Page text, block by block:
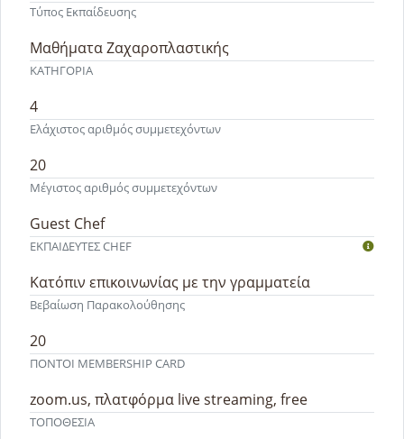
Τύπος Εκπαίδευσης
ΚΑΤΗΓΟΡΙΑ
Μαθήματα Ζαχαροπλαστικής
Ελάχιστος αριθμός συμμετεχόντων
4
Μέγιστος αριθμός συμμετεχόντων
20
ΕΚΠΑΙΔΕΥΤEΣ CHEF
Guest Chef
Βεβαίωση Παρακολούθησης
Κατόπιν επικοινωνίας με την γραμματεία
ΠΟΝΤΟΙ MEMBERSHIP CARD
20
ΤΟΠΟΘΕΣΙΑ
zoom.us, πλατφόρμα live streaming, free